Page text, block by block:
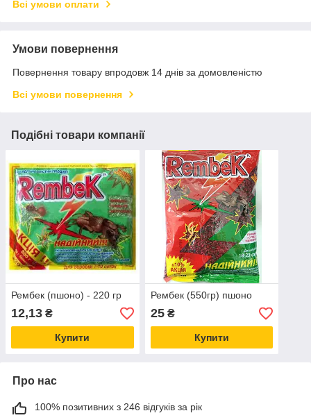
Всі умови оплати
Умови повернення
Повернення товару впродовж 14 днів за домовленістю
Всі умови повернення
Подібні товари компанії
Рембек (пшоно) - 220 гр
12,13 ₴
Купити
Рембек (550гр) пшоно
25₴
Купити
Про нас
100% позитивних з 246 відгуків за рік